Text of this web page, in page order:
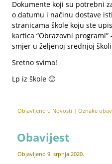
Dokumente koji su potrebni
o datumu i načinu dostave
stranicama škole koju ste
kartica “Obrazovni
smjer u željenoj srednjoj školi
Sretno svima!
Lp iz škole 🙂
Objavljeno u Novosti |Oznake
Obavijest
Objavljeno 9. srpnja 2020.